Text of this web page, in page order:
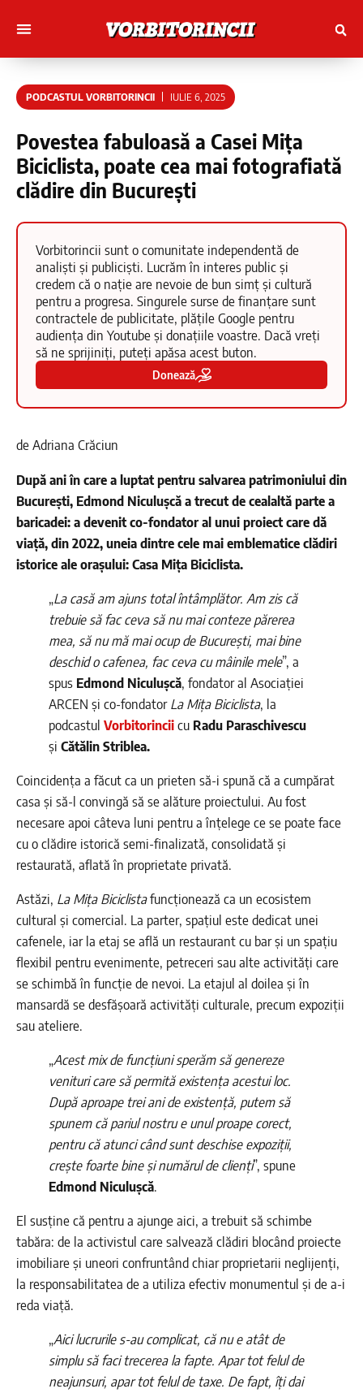
PODCASTUL VORBITORINCII IULIE 6, 2025
Povestea fabuloasă a Casei Mița
Biciclista, poate cea mai fotografiată
clădire din București
Vorbitorincii sunt o comunitate independentă de
analiști și publiciști. Lucrăm în interes public și
credem că o nație are nevoie de bun simț și cultură
pentru a progresa. Singurele surse de finanțare sunt
contractele de publicitate, plățile Google pentru
audiența din Youtube și donațiile voastre. Dacă vreți
să ne sprijiniți, puteți apăsa acest buton.
Donează
de Adriana Crăciun
După ani în care a luptat pentru salvarea patrimoniului din
București, Edmond Niculușcă a trecut de cealaltă parte a
baricadei: a devenit co-fondator al unui proiect care dă
viață, din 2022, uneia dintre cele mai emblematice clădiri
istorice ale orașului: Casa Mița Biciclista.
„La casă am ajuns total întâmplător. Am zis că
trebuie să fac ceva să nu mai conteze părerea
mea, să nu mă mai ocup de București, mai bine
deschid o cafenea, fac ceva cu mâinile mele”, a
spus Edmond Niculușcă, fondator al Asociației
ARCEN și co-fondatorLa Mița Biciclista, la
podcastul Vorbitorinciicu Radu Paraschivescu
și Cătălin Striblea.
Coincidența a făcut ca un prieten să-i spună că a cumpărat
casa și să-l convingă să se alăture proiectului. Au fost
necesare apoi câteva luni pentru a înțelege ce se poate face
cu o clădire istorică semi-finalizată, consolidată și
restaurată, aflată în proprietate privată.
Astăzi, La Mița Biciclistafuncționează ca un ecosistem
cultural și comercial. La parter, spațiul este dedicat unei
cafenele, iar la etaj se află un restaurant cu bar și un spațiu
flexibil pentru evenimente, petreceri sau alte activități care
se schimbă în funcție de nevoi. La etajul al doilea și în
mansardă se desfășoară activități culturale, precum expoziții
sau ateliere.
„Acest mix de funcțiuni sperăm să genereze
venituri care să permită existența acestui loc.
După aproape trei ani de existență, putem să
spunem că pariul nostru e unul proape corect,
pentru că atunci când sunt deschise expoziții,
crește foarte bine și numărul de clienți”, spune
Edmond Niculușcă.
El susține că pentru a ajunge aici, a trebuit să schimbe
tabăra: de la activistul care salvează clădiri blocând proiecte
imobiliare și uneori confruntând chiar proprietarii neglijenți,
la responsabilitatea de a utiliza efectiv monumentul și de a-i
reda viață.
„Aici lucrurile s-au complicat, că nu e atât de
simplu să faci trecerea la fapte. Apar tot felul de
neajunsuri, apar tot felul de taxe. De fapt, îți dai